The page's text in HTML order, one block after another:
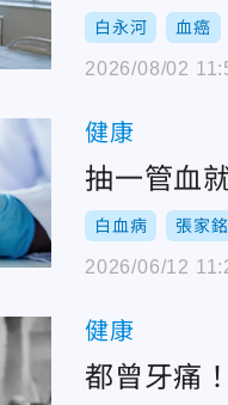
白永河 血癌
2026/08/02
健康
抽一管血
白血病 張家
2026/06/12
健康
都曾牙痛